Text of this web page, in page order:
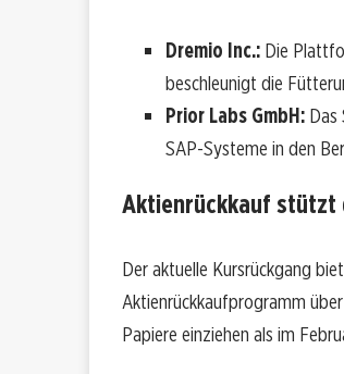
Dremio Inc.: Die
beschleunigt die
Prior Labs GmbH: Das
SAP-Systeme in den
Aktienrückkauf stützt
Der aktuelle Kursrückgang
Aktienrückkaufprogramm
Papiere einziehen als im